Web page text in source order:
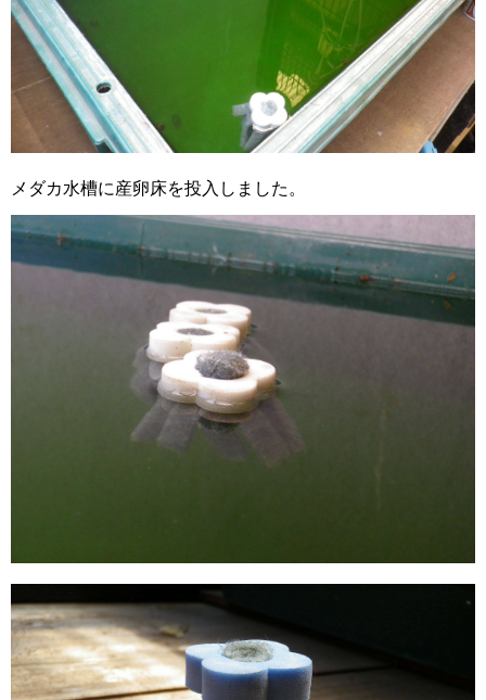
メダカ水槽に産卵床を投入しました。